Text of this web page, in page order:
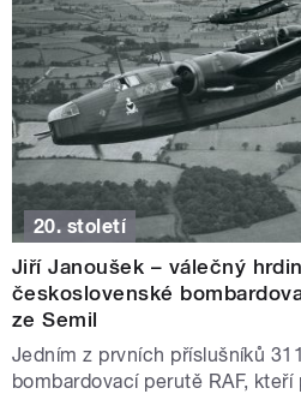
20. století
Jiří Janoušek – válečný
československé
ze Semil
Jedním z prvních příslušníků
bombardovací perutě RAF,